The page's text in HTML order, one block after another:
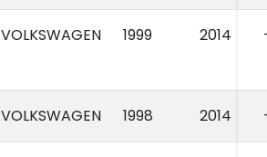
VOLKSWAGEN 1999 2014
VOLKSWAGEN 1998 2014